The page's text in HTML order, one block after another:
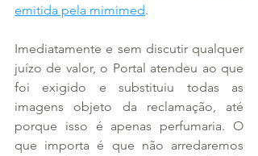
emitida pela mimimed.
Imediatamente e sem discutir qualquer
juízo de valor, o Portal atendeu ao que
foi exigido e substituiu todas as
imagens objeto da reclamação, até
porque isso é apenas perfumaria. O
que importa é que não arredaremos